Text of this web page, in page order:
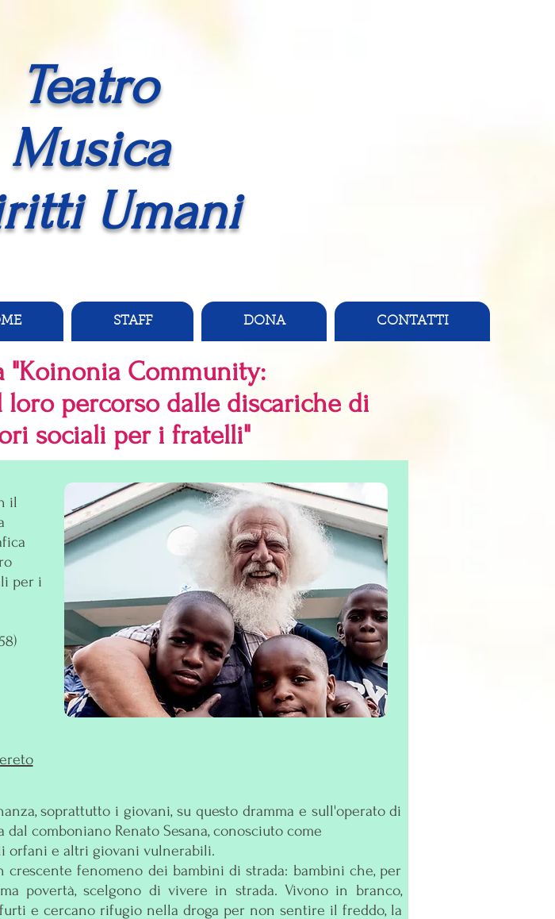
Teatro
Musica
Umani
STAFF DONA CONTATTI
"Koinonia Community:
percorso dalle discariche di
sociali per i fratelli"
il
per i
soprattutto i giovani, su questo dramma e sull'operato di
comboniano Renato Sesana, conosciuto come
orfani e altri giovani vulnerabili.
fenomeno dei bambini di strada: bambini che, per
povertà, scelgono di vivere in strada. Vivono in branco,
e cercano rifugio nella droga per non sentire il freddo, la